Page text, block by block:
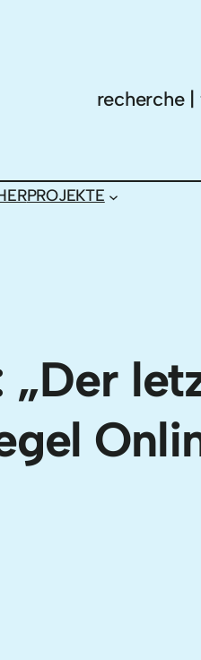
recherche
PROJEKTE